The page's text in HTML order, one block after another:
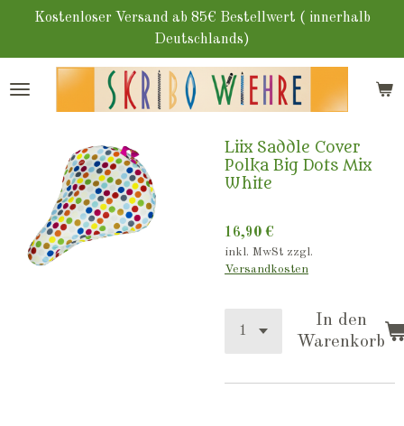
Zum
springen
Kostenloser Versand ab 85€ Bestellwert ( innerhalb
Deutschlands)
Liix Saddle Cover
Polka Big Dots Mix
White
16,90 €
inkl. MwSt zzgl.
Versandkosten
In den
Warenkorb